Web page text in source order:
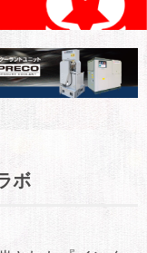
ボ